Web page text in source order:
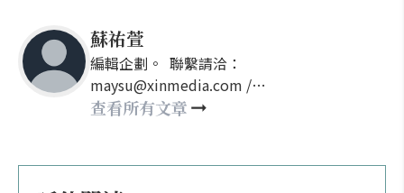
蘇祐萱
編輯企劃。 聯繫請洽：
maysu@xinmedia.com /
may860527@gmail.com
查看所有文章